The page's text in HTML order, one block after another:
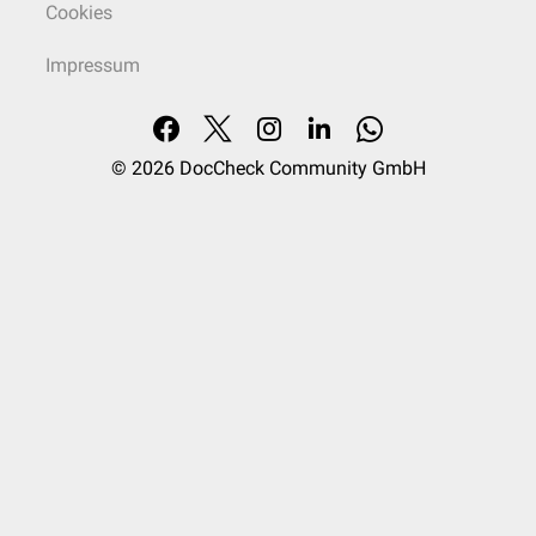
Cookies
Impressum
© 2026 DocCheck Community GmbH